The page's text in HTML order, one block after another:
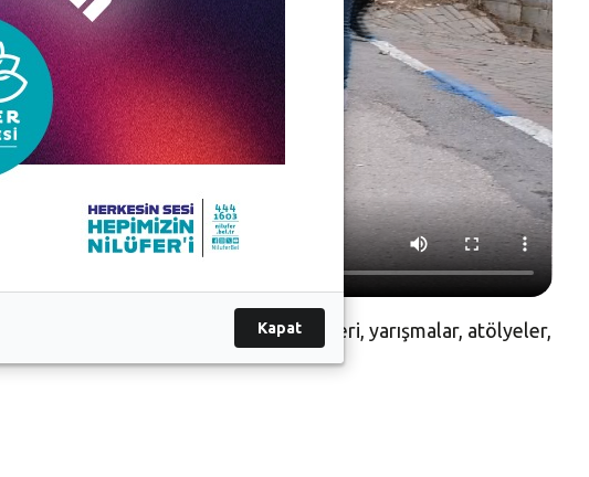
anlara sahne oldu. Yemek tarifleri, yarışmalar, atölyeler,
Kapat